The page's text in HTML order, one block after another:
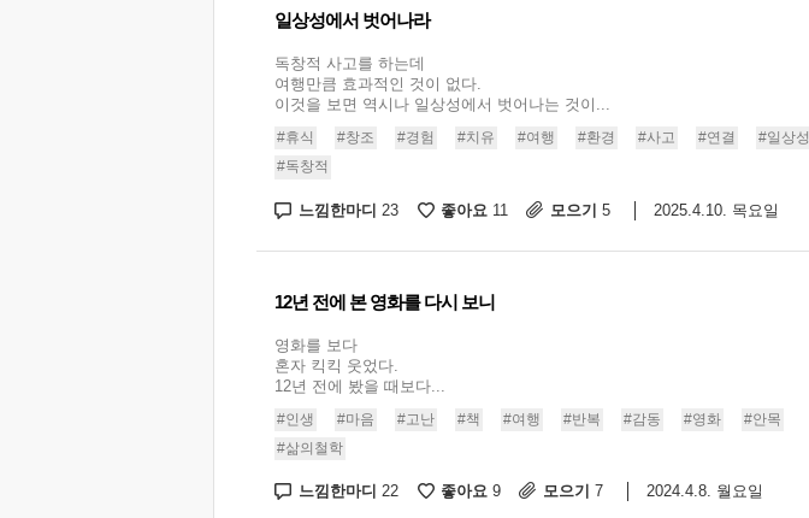
일상성에서 벗어나라
독창적 사고를 하는데
여행만큼 효과적인 것이 없다.
이것을 보면 역시나 일상성에서 벗어나는 것이...
#휴식 #창조 #경험 #치유 #여행 #환경 #사고 #연결
#일상성
#독창적
느낌한마디 23 좋아요 11 모으기 5 2025.4.10. 목요일
12년 전에 본 영화를 다시 보니
영화를 보다
혼자 킥킥 웃었다.
12년 전에 봤을 때보다...
#인생 #마음 #고난 #책 #여행 #반복 #감동 #영화
#안목
#삶의철학
느낌한마디 22 좋아요 9 모으기 7 2024.4.8. 월요일